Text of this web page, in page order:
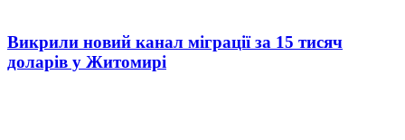
Викрили новий канал міграції за 15 тисяч
доларів у Житомирі